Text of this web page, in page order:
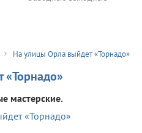
На улицы Орла выйдет «Торнадо»
мастерские.